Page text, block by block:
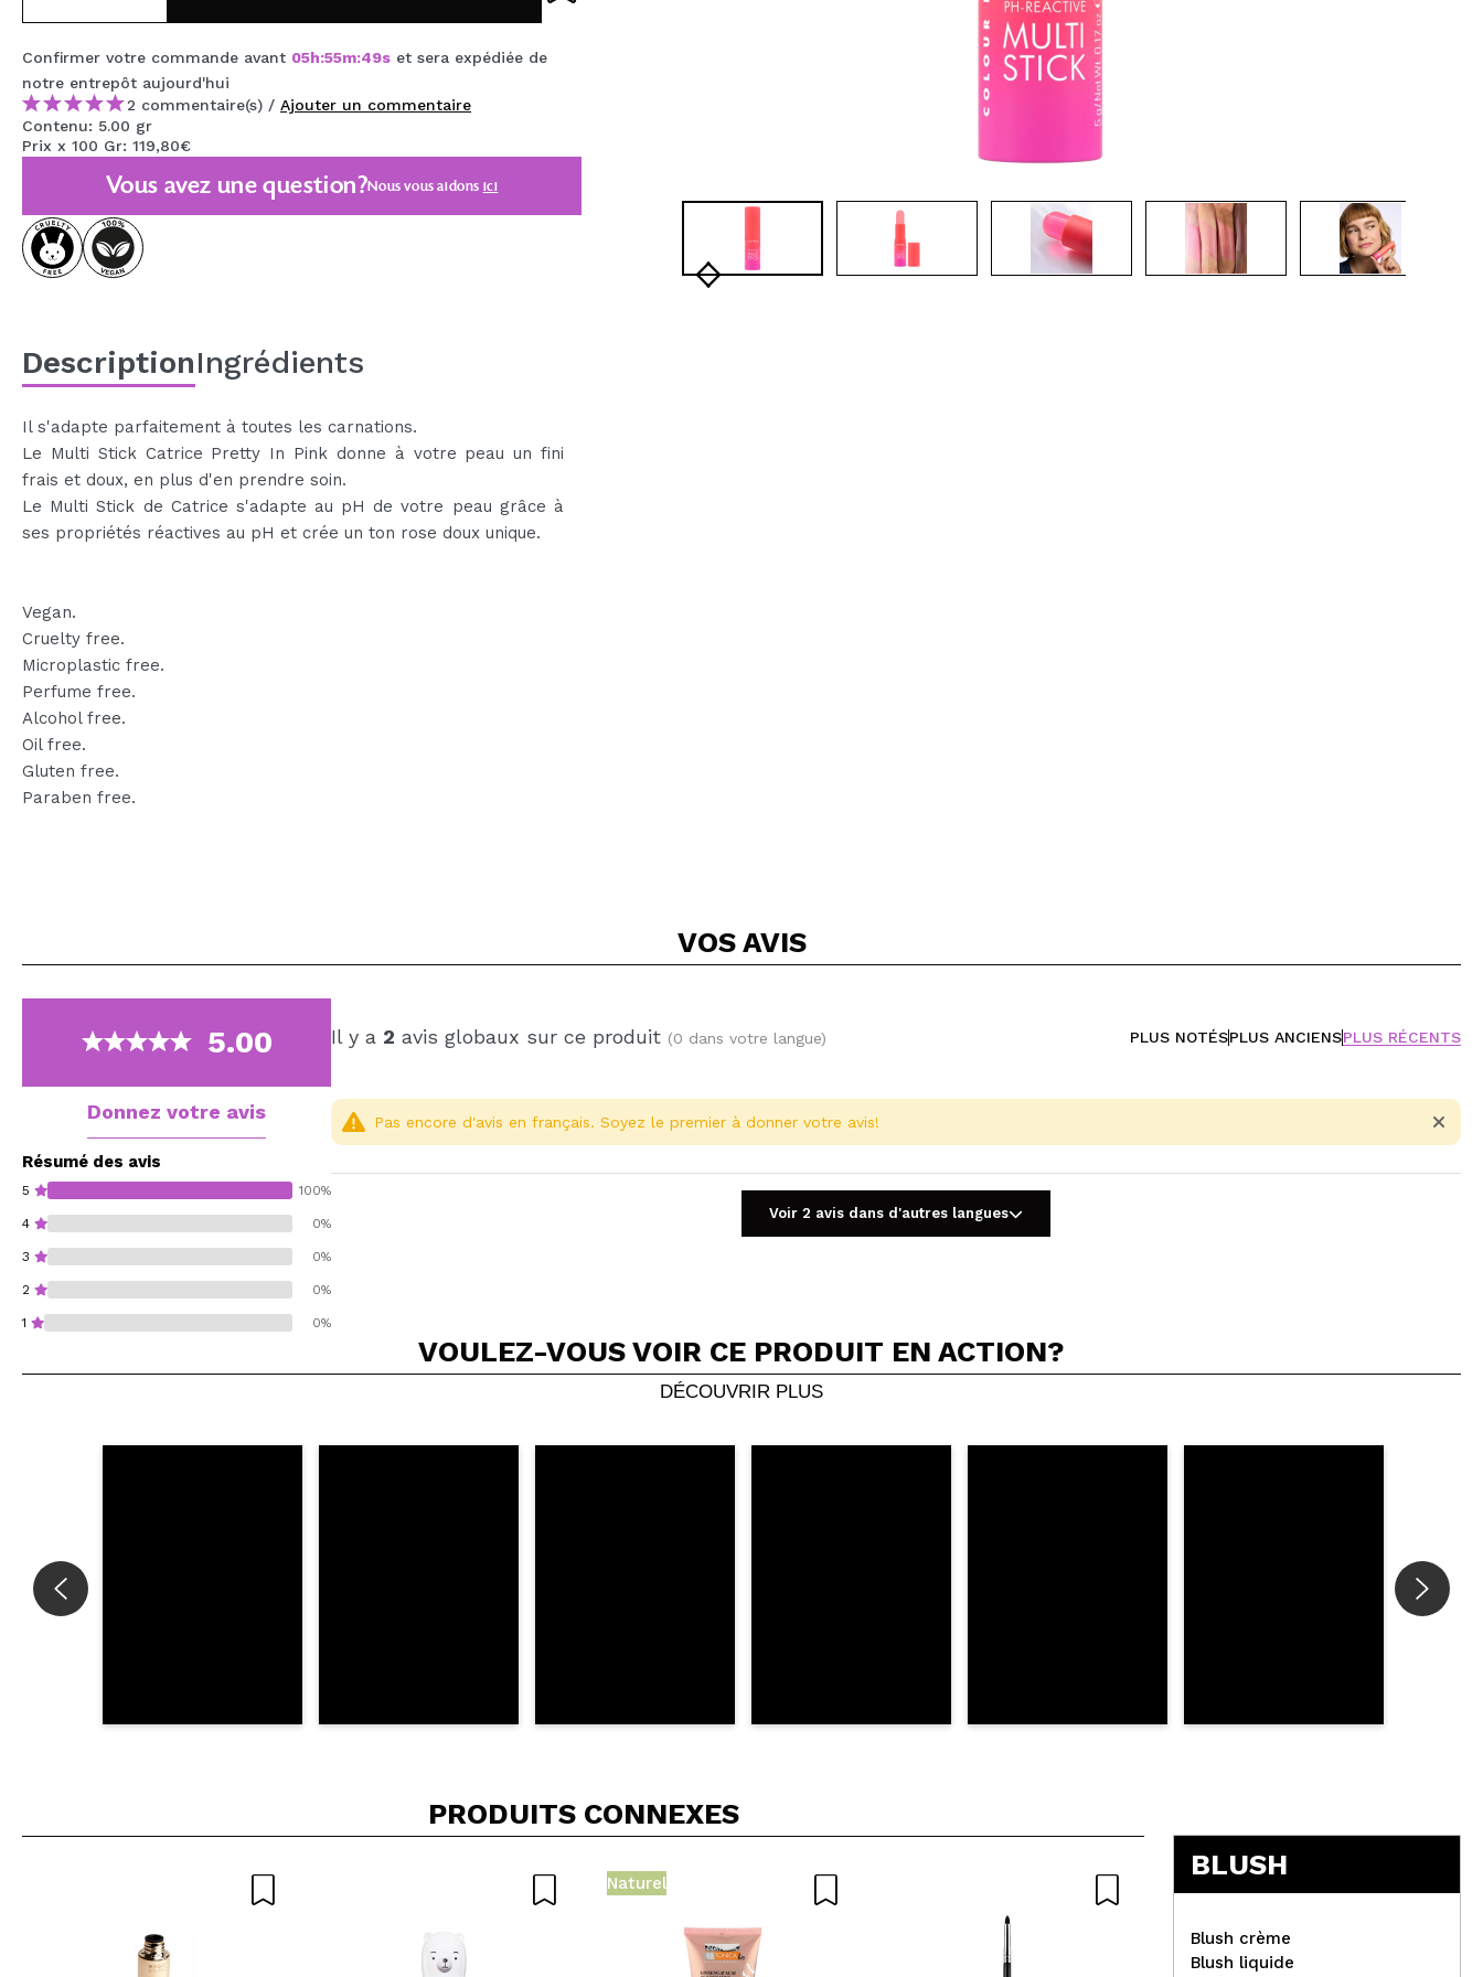
MAQUIFARMA
KOREA ZONE
TRAVEL SIZE
NATURE
OFFRES
OUTLET
BIENTÔT DISPONIBLE
CRÉER UN COMPTE
Confirmer votre commande avant 05h:55m:49s et sera expédiée de
notre entrepôt aujourd'hui
2 commentaire(s) / Ajouter un commentaire
Contenu: 5.00 gr
Prix x 100 Gr: 119,80€
Vous avez une question?Nous vous aidons ici
DescriptionIngrédients
Il s'adapte parfaitement à toutes les carnations.
Le Multi Stick Catrice Pretty In Pink donne à votre peau un fini
frais et doux, en plus d'en prendre soin.
Le Multi Stick de Catrice s'adapte au pH de votre peau grâce à
ses propriétés réactives au pH et crée un ton rose doux unique.
Vegan.
Cruelty free.
Microplastic free.
Perfume free.
Alcohol free.
Oil free.
Gluten free.
Paraben free.
VOS AVIS
5.00
Donnez votre avis
Résumé des avis
5 100%
4 0%
3 0%
2 0%
1 0%
Il y a 2 avis globaux sur ce produit (0 dans votre langue) PLUS NOTÉSPLUS ANCIENSPLUS RÉCENTS
Partager une vidéo ou une photo
Votre vidéo pourrait être la première. Imaginez...
5/5
Pas encore d'avis en français. Soyez le premier à donner votre avis!
Voir 2 avis dans d'autres langues
VOULEZ-VOUS VOIR CE PRODUIT EN ACTION?
DÉCOUVRIR PLUS
PRODUITS CONNEXES
Naturel
BLUSH
Blush crème
Blush liquide